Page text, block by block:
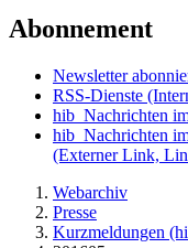
Abonnement
Newsletter
RSS-Dienste
hib_Nachrichten
hib_Nachrichten
(Externer Link,
Webarchiv
Presse
Kurzmeldungen